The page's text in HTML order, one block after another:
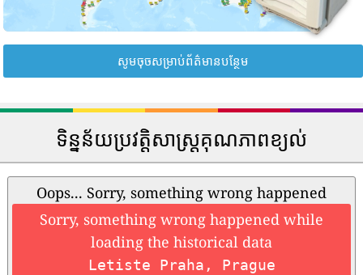
សូមចុចសម្រាប់ព័ត៌មានបន្ថែម
ទិន្នន័យប្រវត្តិសាស្រ្តគុណភាពខ្យល់
Oops... Sorry, something wrong happened
Sorry, something wrong happened while
loading the historical data
Letiste Praha, Prague